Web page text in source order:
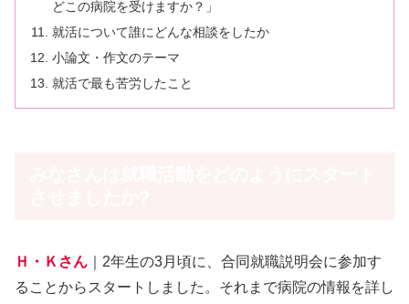
どこの病院を受けますか？」
就活について誰にどんな相談をしたか
小論文・作文のテーマ
就活で最も苦労したこと
Ｈ・Ｋさん ｜2年生の3月頃に、合同就職説明会に参加す
ることからスタートしました。それまで病院の情報を詳し